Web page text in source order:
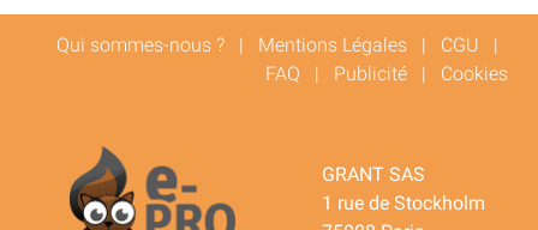
Qui sommes-nous ? | Mentions Légales | CGU |
FAQ | Publicité | Cookies
GRANT SAS
1 rue de Stockholm